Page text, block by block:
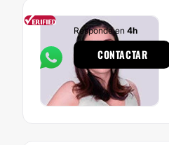
Responde en 4h
CONTACTAR